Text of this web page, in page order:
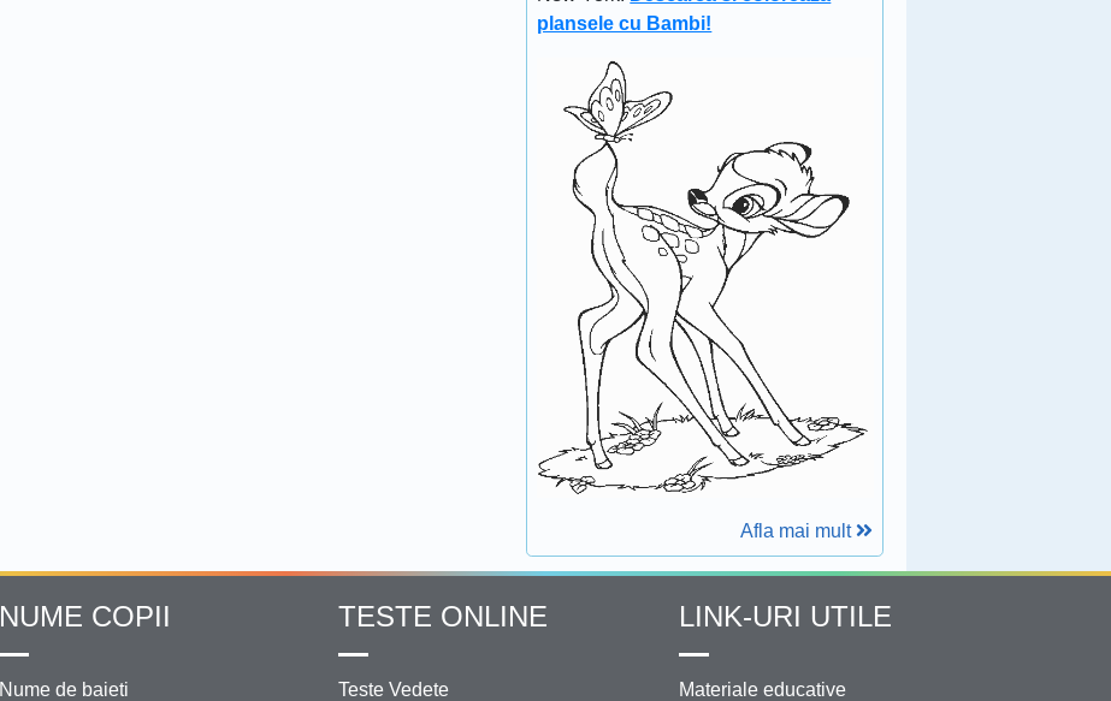
plansele cu Bambi!
Afla mai mult
NUME COPII
Nume de baieti
TESTE ONLINE
Teste Vedete
LINK-URI UTILE
Materiale educative